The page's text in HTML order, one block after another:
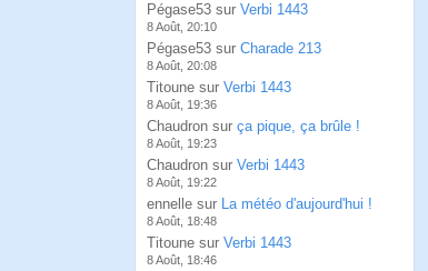
Pégase53 sur Verbi 1443
8 Août, 20:10
Pégase53 sur Charade 213
8 Août, 20:08
Titoune sur Verbi 1443
8 Août, 19:36
Chaudron sur ça pique, ça brûle !
8 Août, 19:23
Chaudron sur Verbi 1443
8 Août, 19:22
ennelle sur La météo d'aujourd'hui !
8 Août, 18:48
Titoune sur Verbi 1443
8 Août, 18:46